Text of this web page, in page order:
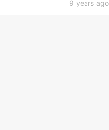
9 years ago